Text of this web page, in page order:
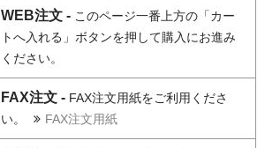
WEB注文 - このページ一番上方の「カー
トへ入れる」ボタンを押して購入にお進み
ください。
FAX注文 - FAX注文用紙をご利用くださ
い。
FAX注文用紙